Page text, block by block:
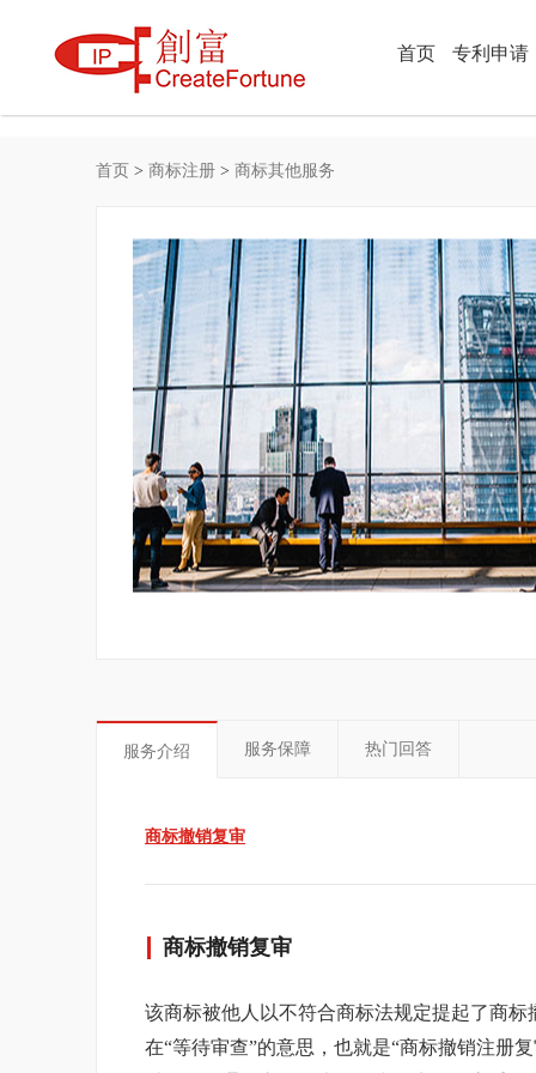
首页 专利申请
首页 > 商标注册 > 商标其他服务
服务介绍 服务保障 热门回答
商标撤销复审
商标撤销复审
该商标被他人以不符合商标法规定提起了商
在“等待审查”的意思，也就是“商标撤销注册